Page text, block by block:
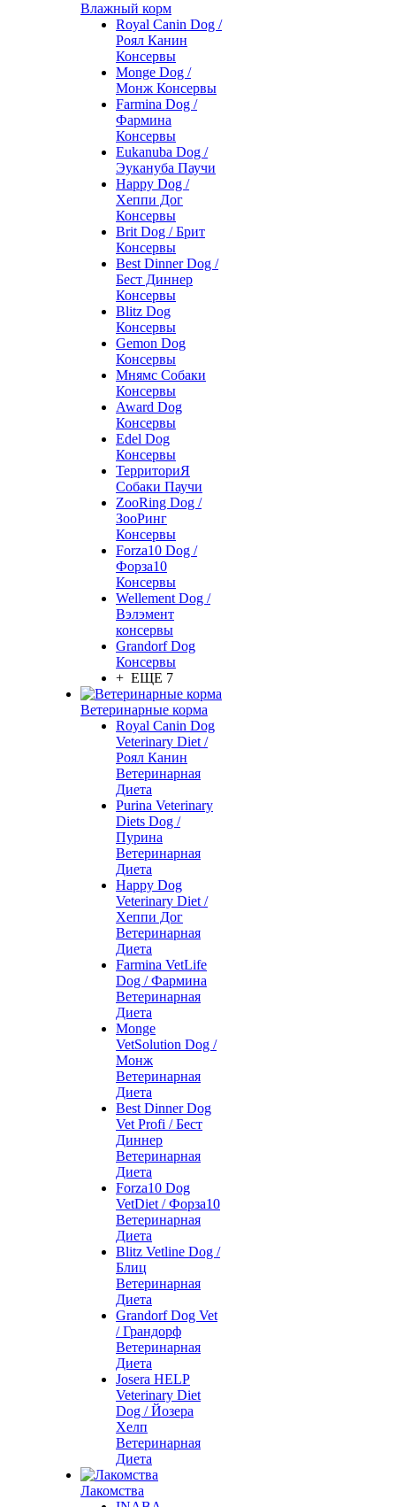
Влажный корм
Royal Canin Dog /
Роял Канин
Консервы
Monge Dog /
Монж Консервы
Farmina Dog /
Фармина
Консервы
Eukanuba Dog /
Эукануба Паучи
Happy Dog /
Хеппи Дог
Консервы
Brit Dog / Брит
Консервы
Best Dinner Dog /
Бест Диннер
Консервы
Blitz Dog
Консервы
Gemon Dog
Консервы
Мнямс Собаки
Консервы
Award Dog
Консервы
Edel Dog
Консервы
ТерриториЯ
Собаки Паучи
ZooRing Dog /
ЗооРинг
Консервы
Forza10 Dog /
Форза10
Консервы
Wellement Dog /
Вэлэмент
консервы
Grandorf Dog
Консервы
+ ЕЩЕ 7
Ветеринарные корма
Royal Canin Dog
Veterinary Diet /
Роял Канин
Ветеринарная
Диета
Purina Veterinary
Diets Dog /
Пурина
Ветеринарная
Диета
Happy Dog
Veterinary Diet /
Хеппи Дог
Ветеринарная
Диета
Farmina VetLife
Dog / Фармина
Ветеринарная
Диета
Monge
VetSolution Dog /
Монж
Ветеринарная
Диета
Best Dinner Dog
Vet Profi / Бест
Диннер
Ветеринарная
Диета
Forza10 Dog
VetDiet / Форза10
Ветеринарная
Диета
Blitz Vetline Dog /
Блиц
Ветеринарная
Диета
Grandorf Dog Vet
/ Грандорф
Ветеринарная
Диета
Josera HELP
Veterinary Diet
Dog / Йозера
Хелп
Ветеринарная
Диета
Лакомства